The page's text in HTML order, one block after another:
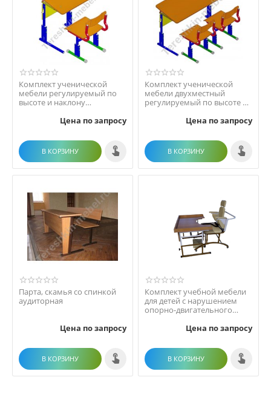
Комплект ученической
мебели регулируемый по
высоте и наклону
Цена по запросу
В КОРЗИНУ
Комплект ученической
мебели двухместный
регулируемый по высоте и
Цена по запросу
В КОРЗИНУ
Парта, скамья со спинкой
аудиторная
Цена по запросу
В КОРЗИНУ
Комплект учебной мебели
для детей с нарушением
опорно-двигательного
Цена по запросу
В КОРЗИНУ